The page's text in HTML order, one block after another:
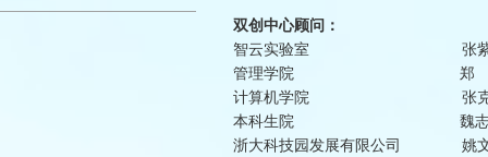
双创中心顾问：
智云实验室 张紫
管理学院 郑
计算机学院 张克
本科生院 魏志
浙大科技园发展有限公司 姚